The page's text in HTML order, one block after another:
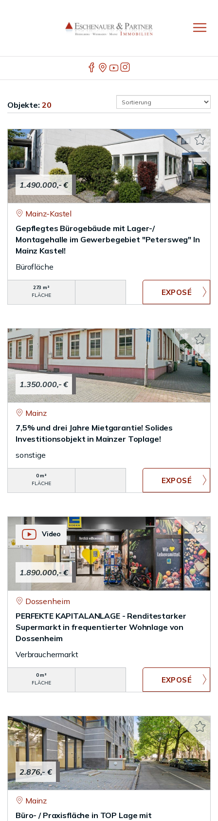
Objekte: 20
1.490.000,- €
Mainz-Kastel
Gepflegtes Bürogebäude mit Lager-/
Montagehalle im Gewerbegebiet "Petersweg" In
Mainz Kastel!
Bürofläche
273 m²
FLÄCHE
1.350.000,- €
Mainz
7,5% und drei Jahre Mietgarantie! Solides
Investitionsobjekt in Mainzer Toplage!
sonstige
0 m²
FLÄCHE
1.890.000,- €
Video
Dossenheim
PERFEKTE KAPITALANLAGE - Renditestarker
Supermarkt in frequentierter Wohnlage von
Dossenheim
Verbrauchermarkt
0 m²
FLÄCHE
2.876,- €
Mainz
Büro- / Praxisfläche in TOP Lage mit